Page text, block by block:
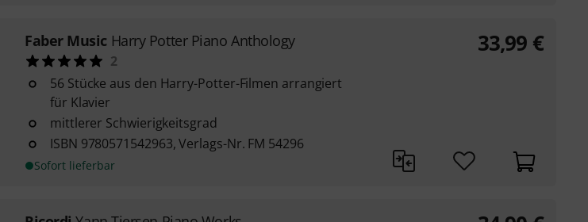
Faber Music Harry Potter Piano Anthology
2
56 Stücke aus den Harry-Potter-Filmen arrangiert
für Klavier
mittlerer Schwierigkeitsgrad
ISBN 9780571542963, Verlags-Nr. FM 54296
Sofort lieferbar
33,99 €